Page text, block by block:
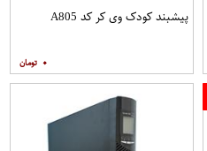
پیشبند کودک وی کر کد A805
۰